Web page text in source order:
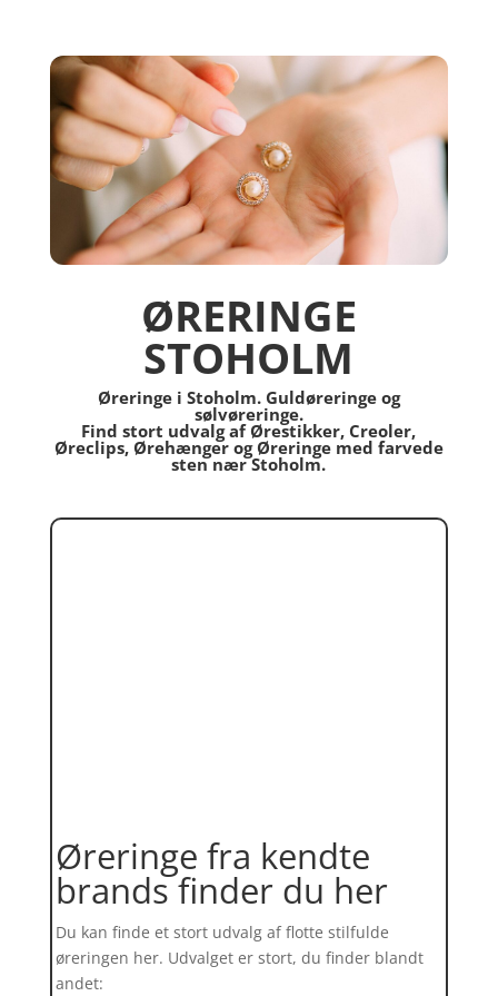
ØRERINGE
STOHOLM
Øreringe i Stoholm. Guldøreringe og
sølvøreringe.
Find stort udvalg af Ørestikker, Creoler,
Øreclips, Ørehænger og Øreringe med farvede
sten nær Stoholm.
Øreringe fra kendte
brands finder du her
Du kan finde et stort udvalg af flotte stilfulde
øreringen her. Udvalget er stort, du finder blandt
andet: